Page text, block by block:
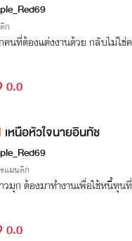
ะครับสาวน้อย” “0////0!”
ก
คนที่ต้องแต่งงานด้วย กลับไม่ใช่
0.0
เหนือหัวใจนายอินทัช
แมนติก
วมุก ต้องมาทำงานเพื่อใช้หนี้ทุน
0.0